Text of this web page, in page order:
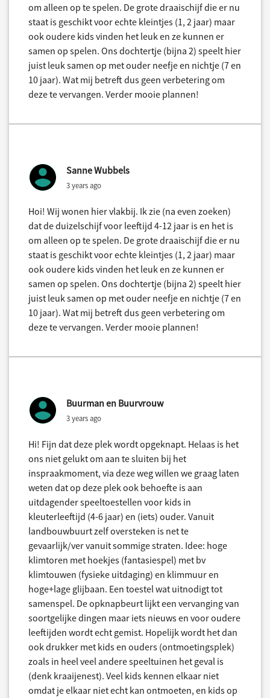
om alleen op te spelen. De grote draaischijf die er nu
staat is geschikt voor echte kleintjes (1, 2 jaar) maar
ook oudere kids vinden het leuk en ze kunnen er
samen op spelen. Ons dochtertje (bijna 2) speelt hier
juist leuk samen op met ouder neefje en nichtje (7 en
10 jaar). Wat mij betreft dus geen verbetering om
deze te vervangen. Verder mooie plannen!
Sanne Wubbels
3 years ago
Hoi! Wij wonen hier vlakbij. Ik zie (na even zoeken)
dat de duizelschijf voor leeftijd 4-12 jaar is en het is
om alleen op te spelen. De grote draaischijf die er nu
staat is geschikt voor echte kleintjes (1, 2 jaar) maar
ook oudere kids vinden het leuk en ze kunnen er
samen op spelen. Ons dochtertje (bijna 2) speelt hier
juist leuk samen op met ouder neefje en nichtje (7 en
10 jaar). Wat mij betreft dus geen verbetering om
deze te vervangen. Verder mooie plannen!
Buurman en Buurvrouw
3 years ago
Hi! Fijn dat deze plek wordt opgeknapt. Helaas is het
ons niet gelukt om aan te sluiten bij het
inspraakmoment, via deze weg willen we graag laten
weten dat op deze plek ook behoefte is aan
uitdagender speeltoestellen voor kids in
kleuterleeftijd (4-6 jaar) en (iets) ouder. Vanuit
landbouwbuurt zelf oversteken is net te
gevaarlijk/ver vanuit sommige straten. Idee: hoge
klimtoren met hoekjes (fantasiespel) met bv
klimtouwen (fysieke uitdaging) en klimmuur en
hoge+lage glijbaan. Een toestel wat uitnodigt tot
samenspel. De opknapbeurt lijkt een vervanging van
soortgelijke dingen maar iets nieuws en voor oudere
leeftijden wordt echt gemist. Hopelijk wordt het dan
ook drukker met kids en ouders (ontmoetingsplek)
zoals in heel veel andere speeltuinen het geval is
(denk kraaijenest). Veel kids kennen elkaar niet
omdat je elkaar niet echt kan ontmoeten, en kids op